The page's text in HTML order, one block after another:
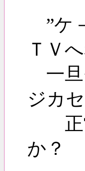
”ケ
ＴＶ
一旦
ジカ
正常
か？